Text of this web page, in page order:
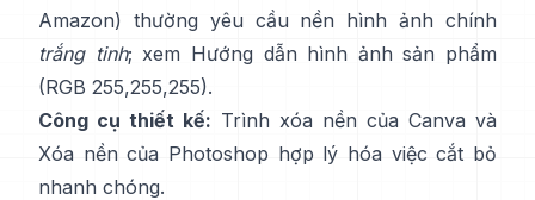
Amazon) thường yêu cầu nền hình ảnh chính
trắng tinh; xem Hướng dẫn hình ảnh sản phẩm
(RGB 255,255,255).
Công cụ thiết kế: Trình xóa nền của Canva và
Xóa nềncủa Photoshop hợp lý hóa việc cắt bỏ
nhanh chóng.